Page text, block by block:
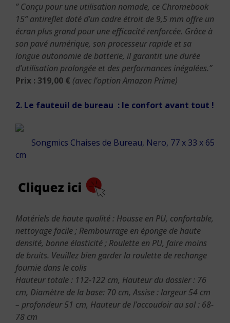
” Conçu pour une utilisation nomade, ce Chromebook
15” antireflet doté d’un cadre étroit de 9,5 mm offre un
écran plus grand pour une efficacité renforcée. Grâce à
son pavé numérique, son processeur rapide et sa
longue autonomie de batterie, il garantit une durée
d’utilisation prolongée et des performances inégalées.”
Prix : 319,00 € (avec l’option Amazon Prime)
2. Le fauteuil de bureau : le confort avant tout !
Songmics Chaises de Bureau, Nero, 77 x 33 x 65
cm
Matériels de haute qualité : Housse en PU, confortable,
nettoyage facile ; Rembourrage en éponge de haute
densité, bonne élasticité ; Roulette en PU, faire moins
de bruits. Veuillez bien garder la roulette de rechange
fournie dans le colis
Hauteur totale : 112-122 cm, Hauteur du dossier : 76
cm, Diamètre de la base: 70 cm, Assise : largeur 54 cm
– profondeur 51 cm, Hauteur de l’accoudoir au sol : 68-
78 cm